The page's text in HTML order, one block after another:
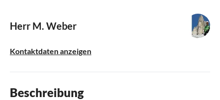
Herr M. Weber
Kontaktdaten anzeigen
Beschreibung